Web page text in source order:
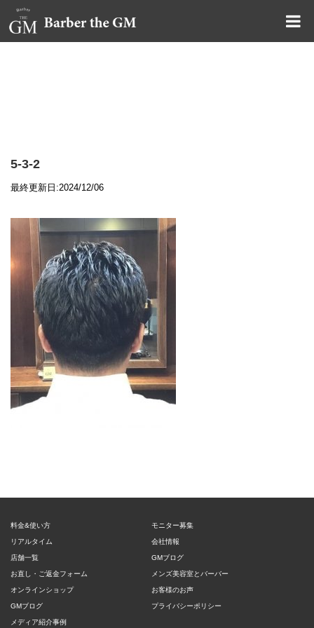
5-3-2
最終更新日:2024/12/06
料金&使い方
リアルタイム
店舗一覧
お直し・ご返金フォーム
オンラインショップ
GMブログ
メディア紹介事例
モニター募集
会社情報
GMブログ
メンズ美容室とバーバー
お客様のお声
プライバシーポリシー